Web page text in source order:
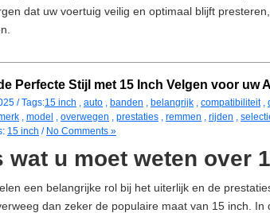
dat uw voertuig veilig en optimaal blijft
Perfecte Stijl met 15 Inch Velgen voor uw
/ Tags:15 inch , auto , banden , belangrijk , compatibiliteit,
, model , overwegen , prestaties , remmen , rijden ,
15 inch / No Comments »
wat u moet weten over
een belangrijke rol bij het uiterlijk en de
dan zeker de populaire maat van 15 inch.